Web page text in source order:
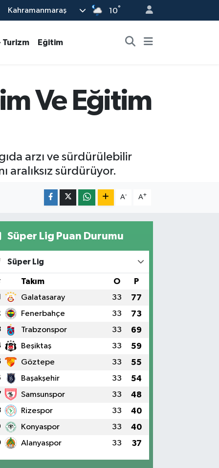
Kahramanmaraş 10°
Turizm Eğitim
Ve Eğitim
arzı ve sürdürülebilir
aralıksız sürdürüyor.
A- A+
Süper Lig Puan Durumu
Süper Lig
Takım O P
Galatasaray 33 77
Fenerbahçe 33 73
Trabzonspor 33 69
Beşiktaş 33 59
Göztepe 33 55
Başakşehir 33 54
Samsunspor 33 48
Rizespor 33 40
Konyaspor 33 40
Alanyaspor 33 37